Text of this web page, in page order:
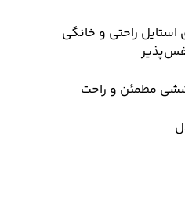
استایل راحتی و خانگی
مطمئن و راحت